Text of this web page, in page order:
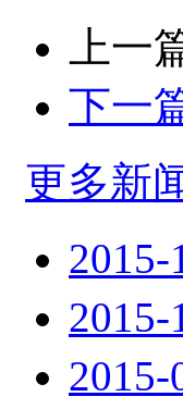
上一
下一
更多新
2015-
2015-
2015-